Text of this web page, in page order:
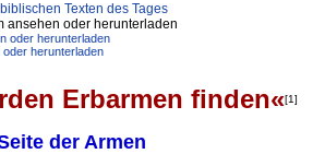
Texten des Tages
ansehen oder herunterladen
oder herunterladen
herunterladen
Erbarmen finden«[1]
der Armen